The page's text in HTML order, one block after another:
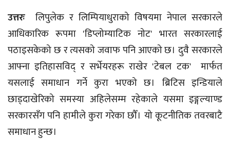
उत्तरः लिपुलेक र लिम्पियाधुराको विषयमा नेपाल सरकारले
आधिकारिक रूपमा 'डिप्लोम्याटिक नोट' भारत सरकारलाई
पठाइसकेको छ र त्यसको जवाफ पनि आएको छ। दुवै सरकारले
आफ्ना इतिहासविद् र सर्भेयरहरू राखेर 'टेबल टक' मार्फत
यसलाई समाधान गर्ने कुरा भएको छ। ब्रिटिस इन्डियाले
छाड्दाखेरिको समस्या अहिलेसम्म रहेकाले यसमा इङ्गल्याण्ड
सरकारसँग पनि हामीले कुरा गरेका छौँ। यो कूटनीतिक तवरबाटै
समाधान हुन्छ।